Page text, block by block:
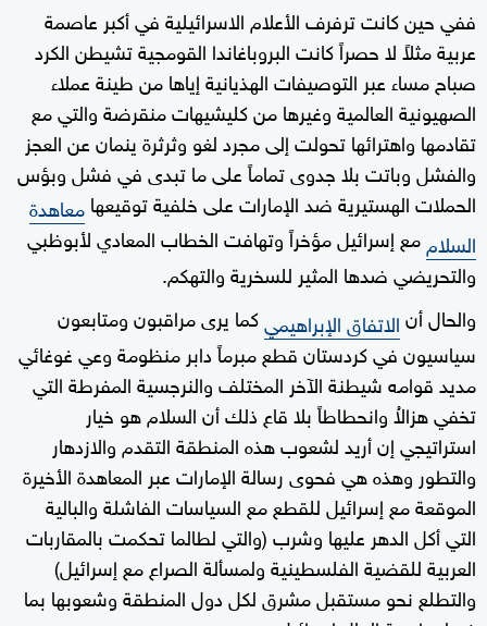
ففي حين كانت ترفرف الأعلام الاسرائيلية في أكبر عاصمة
عربية مثلاً لا حصراً كانت البروباغاندا القومجية تشيطن الكرد
صباح مساء عبر التوصيفات الهذيانية إياها من طينة عملاء
الصهيونية العالمية وغيرها من كليشيهات منقرضة والتي مع
تقادمها واهترائها تحولت إلى مجرد لغو وثرثرة ينمان عن العجز
والفشل وباتت بلا جدوى تماماً على ما تبدى في فشل وبؤس
الحملات الهستيرية ضد الإمارات على خلفية توقيعهامعاهدة
السلاممع إسرائيل مؤخراً وتهافت الخطاب المعادي لأبوظبي
والتحريضي ضدها المثير للسخرية والتهكم.
والحال أنالاتفاق الإبراهيميكما يرى مراقبون ومتابعون
سياسيون في كردستان قطع مبرماً دابر منظومة وعي غوغائي
مديد قوامه شيطنة الآخر المختلف والنرجسية المفرطة التي
تخفي هزالاُ وانحطاطاً بلا قاع ذلك أن السلام هو خيار
استراتيجي إن أريد لشعوب هذه المنطقة التقدم والازدهار
والتطور وهذه هي فحوى رسالة الإمارات عبر المعاهدة الأخيرة
الموقعة مع إسرائيل للقطع مع السياسات الفاشلة والبالية
التي أكل الدهر عليها وشرب (والتي لطالما تحكمت بالمقاربات
العربية للقضية الفلسطينية ولمسألة الصراع مع إسرائيل)
والتطلع نحو مستقبل مشرق لكل دول المنطقة وشعوبها بما